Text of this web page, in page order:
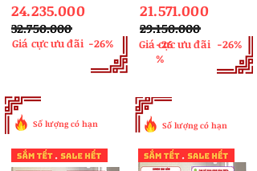
24.235.000
32.750.000
Giá cực ưu đãi -26%
21.571.000
​29.150.000
Giá cực ưu đãi
-26
%
-26%
Số lượng có hạn Số lượng có hạn